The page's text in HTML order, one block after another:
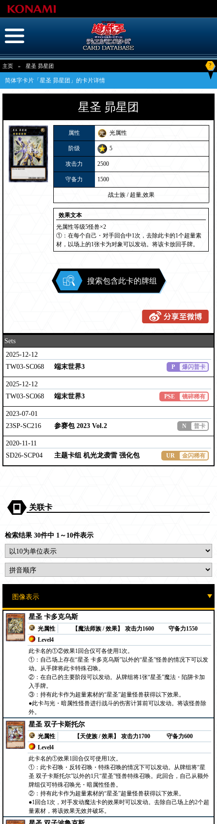
主页 » 星圣 昴星团 ?
简体字卡片「星圣 昴星团」的卡片详情
星圣 昴星团
属性 光属性
阶级 5
攻击力 2500
守备力 1500
战士族 / 超量,效果
效果文本
光属性等级5怪兽×2
①：在每个自己・对手回合中1次，去除此卡的1个超量素
材，以场上的1张卡为对象可以发动。将该卡放回手牌。
搜索包含此卡的牌组
Sets
2025-12-12
TW03-SC068
端末世界3 P 爆闪普卡
2025-12-12
TW03-SC068
端末世界3 PSE 镜碎稀有
2023-07-01
23SP-SC216
参赛包 2023 Vol.2 N 普卡
2020-11-11
SD26-SCP04
主题卡组 机光龙袭雷 强化包 UR 金闪稀有
关联卡
检索结果 30件中 1～10件表示
星圣 卡多克乌斯
光属性
【魔法师族 / 效果】
Level4
攻击力1600 守备力1550
此卡名的①②效果1回合仅可各使用1次。
①：自己场上存在“星圣 卡多克乌斯”以外的“星圣”怪兽的情况下可以发
动。从手牌将此卡特殊召唤。
②：在自己的主要阶段可以发动。从牌组将1张“星圣”魔法・陷阱卡加
入手牌。
③：持有此卡作为超量素材的“星圣”超量怪兽获得以下效果。
●此卡与光・暗属性怪兽进行战斗的伤害计算前可以发动。将该怪兽除
外。
星圣 双子卡斯托尔
光属性
【天使族 / 效果】
Level4
攻击力1700 守备力600
此卡名的①效果1回合仅可使用1次。
①：此卡召唤・反转召唤・特殊召唤的情况下可以发动。从牌组将“星
圣 双子卡斯托尔”以外的1只“星圣”怪兽特殊召唤。此回合，自己从额外
牌组仅可特殊召唤光・暗属性怪兽。
②：持有此卡作为超量素材的“星圣”超量怪兽获得以下效果。
●1回合1次，对手发动魔法卡的效果时可以发动。去除自己场上的2个超
量素材，将该效果无效并破坏。